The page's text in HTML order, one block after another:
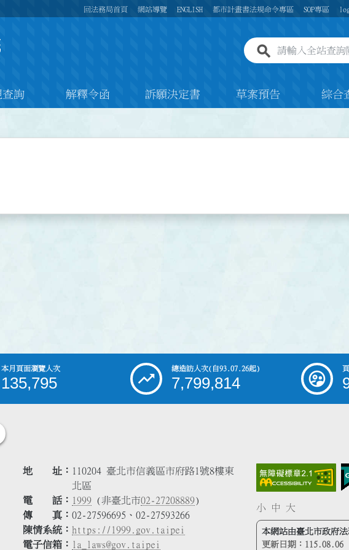
回法務局首頁 網站導覽 ENGLISH 都市計畫書法規命令專區 SOP專區
全站查詢關鍵字
查詢 解釋令函 訴願決定書 草案預告 綜合
本月頁面瀏覽人次
135,795
總造訪人次(自93.07.26起)
7,799,814
地 址
110204 臺北市信義區市府路1號8樓東
北區
電 話
1999 (非臺北市02-27208889)
傳 真
02-27596695、02-27593266
陳情系統
https://1999.gov.taipei
電子信箱
la_laws@gov.taipei
小 中 大
本網站由臺北市政府
更新日期： 115.08.06